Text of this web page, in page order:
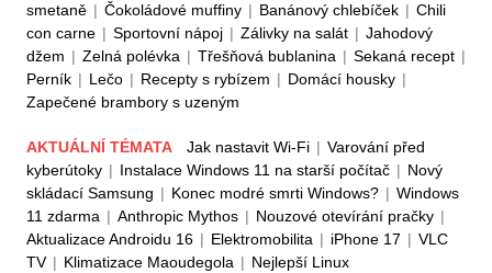
smetaně | Čokoládové muffiny | Banánový chlebíček | Chili
con carne | Sportovní nápoj | Zálivky na salát | Jahodový
džem | Zelná polévka | Třešňová bublanina | Sekaná recept |
Perník | Lečo | Recepty s rybízem | Domácí housky |
Zapečené brambory s uzeným
AKTUÁLNÍ TÉMATA Jak nastavit Wi-Fi | Varování před
kyberútoky | Instalace Windows 11 na starší počítač | Nový
skládací Samsung | Konec modré smrti Windows? | Windows
11 zdarma | Anthropic Mythos | Nouzové otevírání pračky |
Aktualizace Androidu 16 | Elektromobilita | iPhone 17 | VLC
TV | Klimatizace Maoudegola | Nejlepší Linux